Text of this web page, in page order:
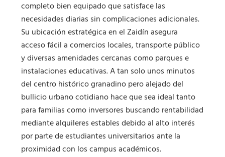
completo bien equipado que satisface las
necesidades diarias sin complicaciones adicionales.
Su ubicación estratégica en el Zaidín asegura
acceso fácil a comercios locales, transporte público
y diversas amenidades cercanas como parques e
instalaciones educativas. A tan solo unos minutos
del centro histórico granadino pero alejado del
bullicio urbano cotidiano hace que sea ideal tanto
para familias como inversores buscando rentabilidad
mediante alquileres estables debido al alto interés
por parte de estudiantes universitarios ante la
proximidad con los campus académicos.